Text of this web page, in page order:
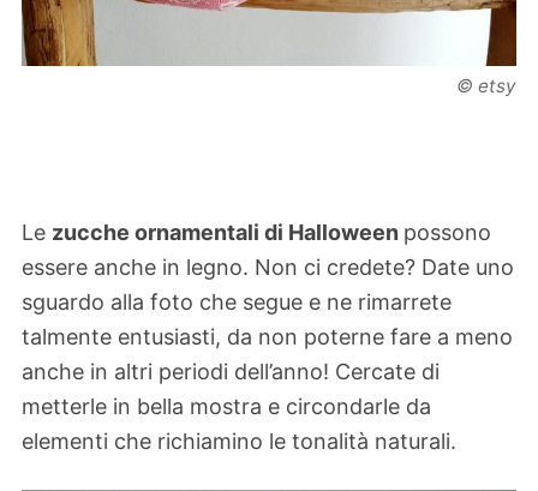
© etsy
Le zucche ornamentali di Halloween possono
essere anche in legno. Non ci credete? Date uno
sguardo alla foto che segue e ne rimarrete
talmente entusiasti, da non poterne fare a meno
anche in altri periodi dell’anno! Cercate di
metterle in bella mostra e circondarle da
elementi che richiamino le tonalità naturali.